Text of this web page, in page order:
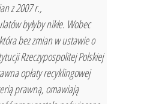
z 2007 r.,
byłyby nikłe. Wobec
bez zmian w ustawie o
Rzeczypospolitej Polskiej
opłaty recyklingowej
prawną, omawiają